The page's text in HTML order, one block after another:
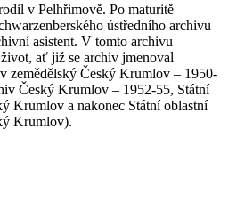
v Pelhřimově. Po maturitě
ústředního archivu
asistent. V tomto archivu
ať již se archiv jmenoval
zemědělský Český Krumlov – 1950-
Český Krumlov – 1952-55, Státní
Krumlov a nakonec Státní oblastní
Krumlov).